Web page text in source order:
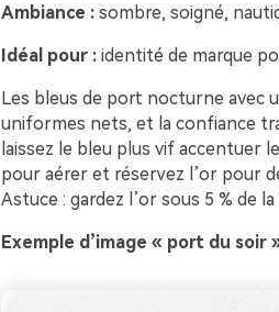
Ambiance :sombre, soigné,
Idéal pour :identité de marque
Les bleus de port nocturne avec
uniformes nets, et la confiance
laissez le bleu plus vif accentuer
pour aérer et réservez l’or pour
Astuce : gardez l’or sous 5 % de
Exemple d’image « port du soir